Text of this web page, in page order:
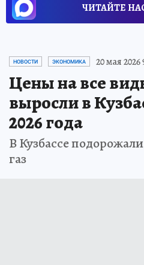
ЧИТАЙТЕ
НОВОСТИ ЭКОНОМИКА 20 мая 2026
Цены на все
выросли в
2026 года
В Кузбассе
газ